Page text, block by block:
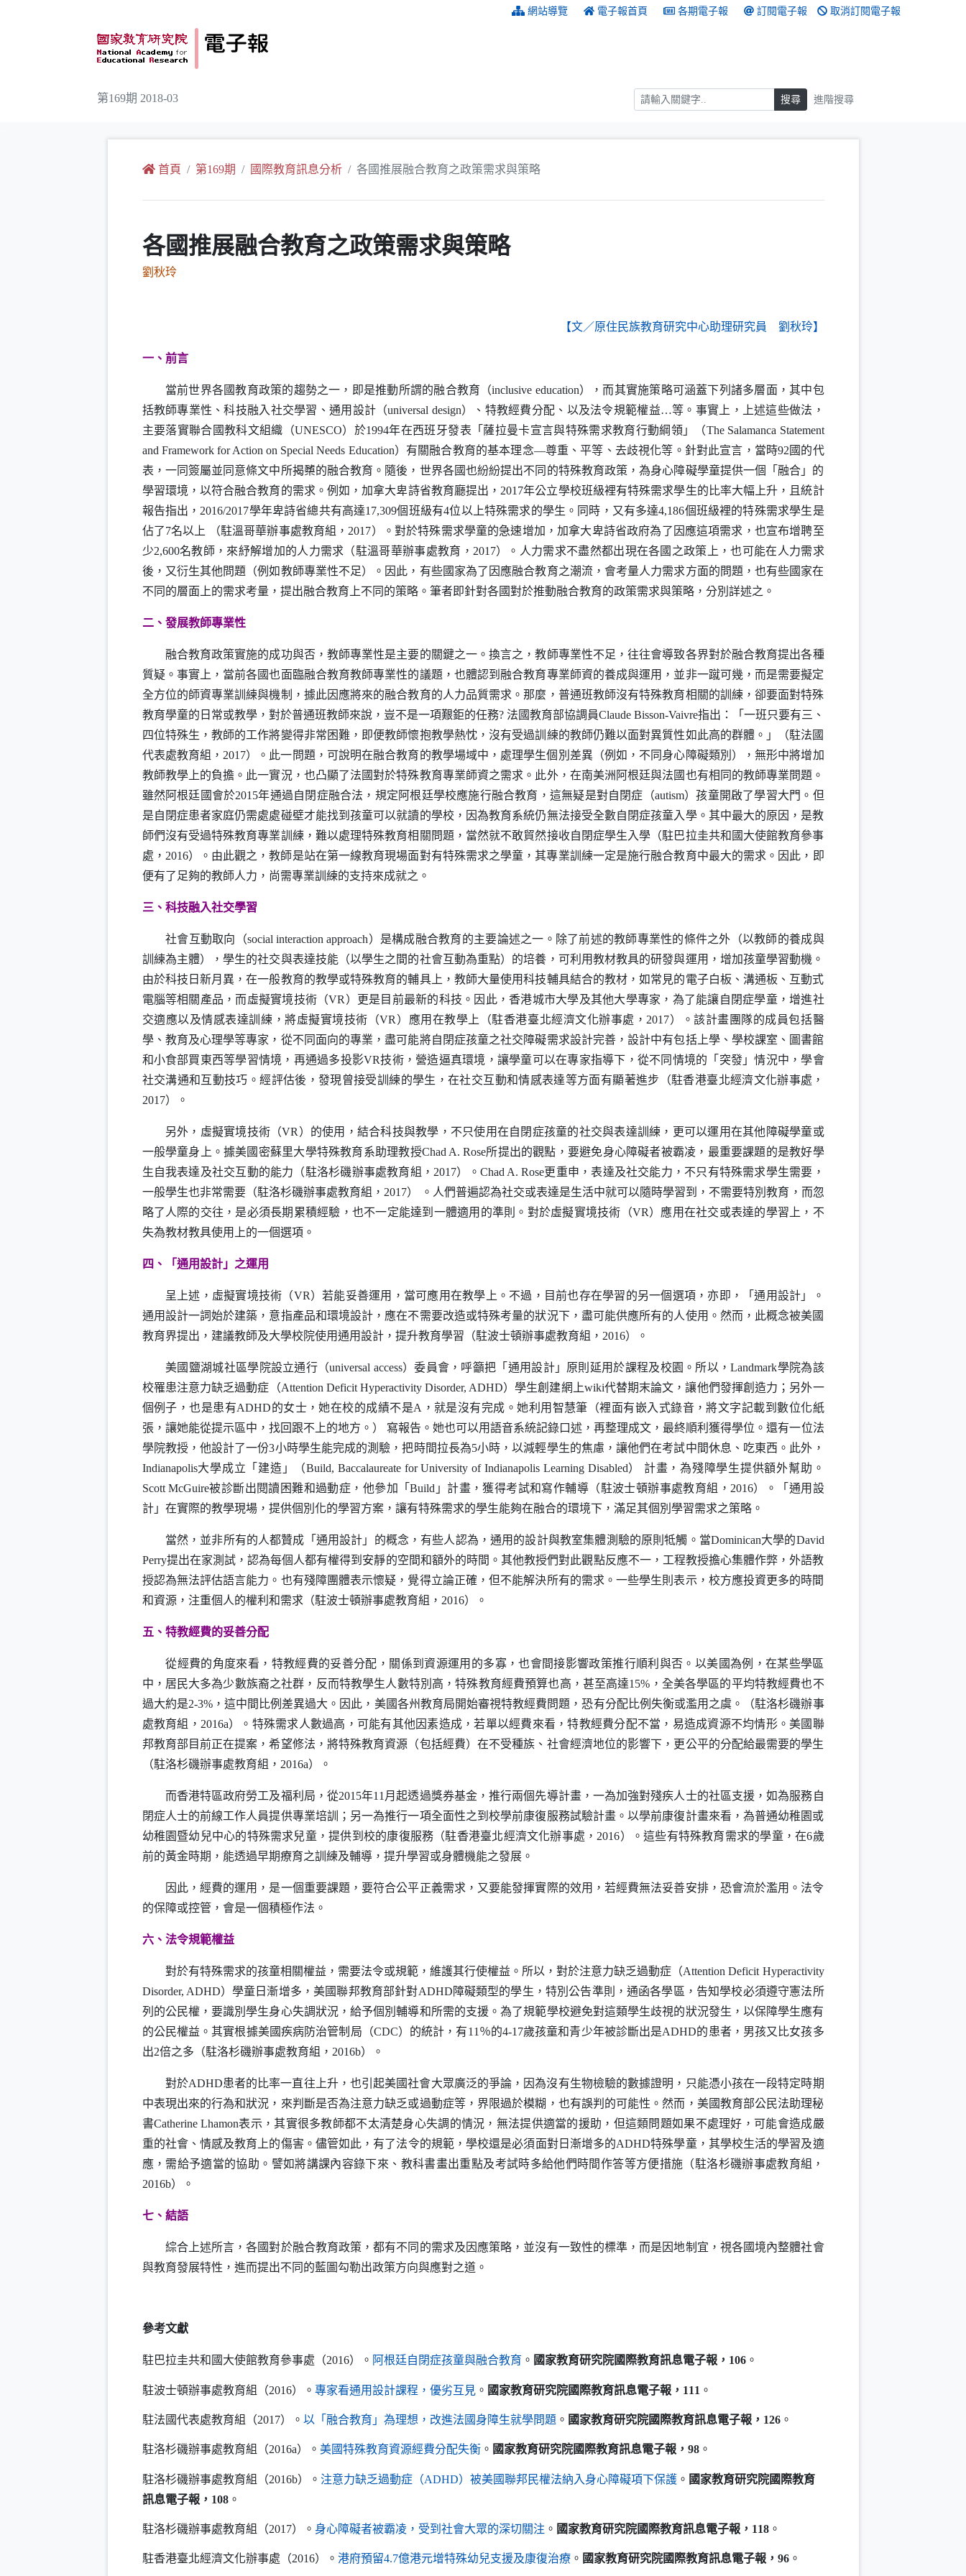
網站導覽 電子報首頁 各期電子報 訂閱電子報 取消訂閱電子報
第169期 2018-03 搜尋 搜尋 進階搜尋
首頁 第169期 國際教育訊息分析 各國推展融合教育之政策需求與策略
各國推展融合教育之政策需求與策略
劉秋玲
【文／原住民族教育研究中心助理研究員 劉秋玲】
一、前言
當前世界各國教育政策的趨勢之一，即是推動所謂的融合教育（inclusive education），而其實施策略可涵蓋下列諸多層面，其中包
括教師專業性、科技融入社交學習、通用設計（universal design）、特教經費分配、以及法令規範權益…等。事實上，上述這些做法，
主要落實聯合國教科文組織（UNESCO）於1994年在西班牙發表「薩拉曼卡宣言與特殊需求教育行動綱領」（The Salamanca Statement
and Framework for Action on Special Needs Education）有關融合教育的基本理念—尊重、平等、去歧視化等。針對此宣言，當時92 國的代
表，一同簽屬並同意條文中所揭櫫的融合教育。隨後，世界各國也紛紛提出不同的特殊教育政策，為身心障礙學童提供一個「融合」的
學習環境，以符合融合教育的需求。例如，加拿大卑詩省教育廳提出， 2017年公立學校班級裡有特殊需求學生的比率大幅上升，且統計
報告指出， 2016/2017學年卑詩省總共有高達17,309個班級有4位以上特殊需求的學生。同時，又有多達4,186個班級裡的特殊需求學生是
佔了7名以上 （駐溫哥華辦事處教育組， 2017）。對於特殊需求學童的急速增加，加拿大卑詩省政府為了因應這項需求，也宣布增聘至
少2,600名教師，來紓解增加的人力需求（駐溫哥華辦事處教育， 2017）。人力需求不盡然都出現在各國之政策上，也可能在人力需求
後，又衍生其他問題（例如教師專業性不足）。因此，有些國家為了因應融合教育之潮流，會考量人力需求方面的問題，也有些國家在
不同的層面上的需求考量，提出融合教育上不同的策略。筆者即針對各國對於推動融合教育的政策需求與策略，分別詳述之。
二、發展教師專業性
融合教育政策實施的成功與否，教師專業性是主要的關鍵之一。換言之，教師專業性不足，往往會導致各界對於融合教育提出各種
質疑。事實上，當前各國也面臨融合教育教師專業性的議題，也體認到融合教育專業師資的養成與運用，並非一蹴可幾，而是需要擬定
全方位的師資專業訓練與機制，據此因應將來的融合教育的人力品質需求。那麼，普通班教師沒有特殊教育相關的訓練，卻要面對特殊
教育學童的日常或教學，對於普通班教師來說，豈不是一項艱鉅的任務? 法國教育部協調員Claude Bisson-Vaivre指出：「一班只要有三、
四位特殊生，教師的工作將變得非常困難，即便教師懷抱教學熱忱，沒有受過訓練的教師仍難以面對異質性如此高的群體。」（駐法國
代表處教育組， 2017）。此一問題，可說明在融合教育的教學場域中，處理學生個別差異（例如，不同身心障礙類別），無形中將增加
教師教學上的負擔。此一實況，也凸顯了法國對於特殊教育專業師資之需求。此外，在南美洲阿根廷與法國也有相同的教師專業問題。
雖然阿根廷國會於2015年通過自閉症融合法，規定阿根廷學校應施行融合教育，這無疑是對自閉症（autism）孩童開啟了學習大門。但
是自閉症患者家庭仍需處處碰壁才能找到孩童可以就讀的學校，因為教育系統仍無法接受全數自閉症孩童入學。其中最大的原因，是教
師們沒有受過特殊教育專業訓練，難以處理特殊教育相關問題，當然就不敢貿然接收自閉症學生入學（駐巴拉圭共和國大使館教育參事
處， 2016）。由此觀之，教師是站在第一線教育現場面對有特殊需求之學童，其專業訓練一定是施行融合教育中最大的需求。因此，即
便有了足夠的教師人力，尚需專業訓練的支持來成就之。
三、科技融入社交學習
社會互動取向（social interaction approach）是構成融合教育的主要論述之一。除了前述的教師專業性的條件之外（以教師的養成與
訓練為主體），學生的社交與表達技能（以學生之間的社會互動為重點）的培養，可利用教材教具的研發與運用，增加孩童學習動機。
由於科技日新月異，在一般教育的教學或特殊教育的輔具上，教師大量使用科技輔具結合的教材，如常見的電子白板、溝通板、互動式
電腦等相關產品，而虛擬實境技術（VR ）更是目前最新的科技。因此，香港城市大學及其他大學專家，為了能讓自閉症學童，增進社
交適應以及情感表達訓練，將虛擬實境技術（VR ）應用在教學上（駐香港臺北經濟文化辦事處， 2017）。該計畫團隊的成員包括醫
學、教育及心理學等專家，從不同面向的專業，盡可能將自閉症孩童之社交障礙需求設計完善，設計中有包括上學、學校課室、圖書館
和小食部買東西等學習情境，再通過多投影VR技術，營造逼真環境，讓學童可以在專家指導下，從不同情境的「突發」情況中，學會
社交溝通和互動技巧。經評估後，發現曾接受訓練的學生，在社交互動和情感表達等方面有顯著進步（駐香港臺北經濟文化辦事處，
2017）。
另外，虛擬實境技術（VR ）的使用，結合科技與教學，不只使用在自閉症孩童的社交與表達訓練，更可以運用在其他障礙學童或
一般學童身上。據美國密蘇里大學特殊教育系助理教授Chad A. Rose所提出的觀點，要避免身心障礙者被霸凌，最重要課題的是教好學
生自我表達及社交互動的能力（駐洛杉磯辦事處教育組， 2017）。 Chad A. Rose更重申，表達及社交能力，不只有特殊需求學生需要，
一般學生也非常需要（駐洛杉磯辦事處教育組， 2017）
。人們普遍認為社交或表達是生活中就可以隨時學習到，不需要特別教育，而忽
略了人際的交往，是必須長期累積經驗，也不一定能達到一體適用的準則。對於虛擬實境技術（VR）應用在社交或表達的學習上，不
失為教材教具使用上的一個選項。
四、「通用設計」之運用
呈上述，虛擬實境技術（VR）若能妥善運用，當可應用在教學上。不過，目前也存在學習的另一個選項，亦即，「通用設計」。
通用設計一詞始於建築，意指產品和環境設計，應在不需要改造或特殊考量的狀況下，盡可能供應所有的人使用。然而，此概念被美國
教育界提出，建議教師及大學校院使用通用設計，提升教育學習（駐波士頓辦事處教育組， 2016）。
美國鹽湖城社區學院設立通行（universal access）委員會，呼籲把「通用設計」原則延用於課程及校園。所以，Landmark學院為該
校罹患注意力缺乏過動症（Attention Deficit Hyperactivity Disorder, ADHD）學生創建網上wiki代替期末論文，讓他們發揮創造力；另外一
個例子，也是患有ADHD的女士，她在校的成績不是A ，就是沒有完成。她利用智慧筆（裡面有嵌入式錄音，將文字記載到數位化紙
張，讓她能從提示區中，找回跟不上的地方。）
寫報告。她也可以用語音系統記錄口述，再整理成文，最終順利獲得學位。還有一位法
學院教授，他設計了一份3小時學生能完成的測驗，把時間拉長為5小時，以減輕學生的焦慮，讓他們在考試中間休息、吃東西。此外，
Indianapolis大學成立「建造」（Build, Baccalaureate for University of Indianapolis Learning Disabled）
計畫，為殘障學生提供額外幫助。
Scott McGuire被診斷出閱讀困難和過動症，他參加「Build 」計畫，獲得考試和寫作輔導（駐波士頓辦事處教育組， 2016）。「通用設
計」在實際的教學現場，提供個別化的學習方案，讓有特殊需求的學生能夠在融合的環境下，滿足其個別學習需求之策略。
當然，並非所有的人都贊成「通用設計」的概念，有些人認為，通用的設計與教室集體測驗的原則牴觸。當Dominican大學的David
Perry提出在家測試，認為每個人都有權得到安靜的空間和額外的時間。其他教授們對此觀點反應不一，工程教授擔心集體作弊，外語教
授認為無法評估語言能力。也有殘障團體表示懷疑，覺得立論正確，但不能解決所有的需求。一些學生則表示，校方應投資更多的時間
和資源，注重個人的權利和需求（駐波士頓辦事處教育組， 2016）。
五、特教經費的妥善分配
從經費的角度來看，特教經費的妥善分配，關係到資源運用的多寡，也會間接影響政策推行順利與否。以美國為例，在某些學區
中，居民大多為少數族裔之社群，反而特教學生人數特別高，特殊教育經費預算也高，甚至高達15% ，全美各學區的平均特教經費也不
過大約是2-3%，這中間比例差異過大。因此，美國各州教育局開始審視特教經費問題，恐有分配比例失衡或濫用之虞。（駐洛杉磯辦事
處教育組， 2016a）。特殊需求人數過高，可能有其他因素造成，若單以經費來看，特教經費分配不當，易造成資源不均情形。美國聯
邦教育部目前正在提案，希望修法，將特殊教育資源（包括經費）在不受種族、社會經濟地位的影響下，更公平的分配給最需要的學生
（駐洛杉磯辦事處教育組， 2016a）。
而香港特區政府勞工及福利局，從2015年11 月起透過獎券基金，推行兩個先導計畫，一為加強對殘疾人士的社區支援，如為服務自
閉症人士的前線工作人員提供專業培訓；另一為推行一項全面性之到校學前康復服務試驗計畫。以學前康復計畫來看，為普通幼稚園或
幼稚園暨幼兒中心的特殊需求兒童，提供到校的康復服務（駐香港臺北經濟文化辦事處， 2016）。這些有特殊教育需求的學童，在6歲
前的黃金時期，能透過早期療育之訓練及輔導，提升學習或身體機能之發展。
因此，經費的運用，是一個重要課題，要符合公平正義需求，又要能發揮實際的效用，若經費無法妥善安排，恐會流於濫用。法令
的保障或控管，會是一個積極作法。
六、法令規範權益
對於有特殊需求的孩童相關權益，需要法令或規範，維護其行使權益。所以，對於注意力缺乏過動症（Attention Deficit Hyperactivity
Disorder, ADHD）學童日漸增多，美國聯邦教育部針對ADHD障礙類型的學生，特別公告準則，通函各學區，告知學校必須遵守憲法所
列的公民權，要識別學生身心失調狀況，給予個別輔導和所需的支援。為了規範學校避免對這類學生歧視的狀況發生，以保障學生應有
的公民權益。其實根據美國疾病防治管制局（CDC）的統計，有11 ％的4-17歲孩童和青少年被診斷出是ADHD的患者，男孩又比女孩多
出2倍之多（駐洛杉磯辦事處教育組， 2016b）。
對於ADHD患者的比率一直往上升，也引起美國社會大眾廣泛的爭論，因為沒有生物檢驗的數據證明，只能憑小孩在一段特定時期
中表現出來的行為和狀況，來判斷是否為注意力缺乏或過動症等，界限過於模糊，也有誤判的可能性。然而，美國教育部公民法助理秘
書Catherine Lhamon表示，其實很多教師都不太清楚身心失調的情況，無法提供適當的援助，但這類問題如果不處理好，可能會造成嚴
重的社會、情感及教育上的傷害。儘管如此，有了法令的規範，學校還是必須面對日漸增多的ADHD特殊學童，其學校生活的學習及適
應，需給予適當的協助。譬如將講課內容錄下來、教科書畫出重點及考試時多給他們時間作答等方便措施（駐洛杉磯辦事處教育組，
2016b）。
七、結語
綜合上述所言，各國對於融合教育政策，都有不同的需求及因應策略，並沒有一致性的標準，而是因地制宜，視各國境內整體社會
與教育發展特性，進而提出不同的藍圖勾勒出政策方向與應對之道。
參考文獻
駐巴拉圭共和國大使館教育參事處（2016）。 阿根廷自閉症孩童與融合教育（另開新視窗）
。 國家教育研究院國際教育訊息電子報，106。
駐波士頓辦事處教育組（2016）。 專家看通用設計課程，優劣互見 （另開新視窗）
。 國家教育研究院國際教育訊息電子報，111 。
駐法國代表處教育組（2017）。 以「融合教育」為理想，改進法國身障生就學問題（另開新視窗）
。 國家教育研究院國際教育訊息電子報，126。
駐洛杉磯辦事處教育組（2016a）。 美國特殊教育資源經費分配失衡（另開新視窗）
。 國家教育研究院國際教育訊息電子報，98。
駐洛杉磯辦事處教育組（2016b）。 注意力缺乏過動症（ADHD）被美國聯邦民權法納入身心障礙項下保護（另開新視窗）
。 國家教育研究院國際教育
訊息電子報，108。
駐洛杉磯辦事處教育組（2017）。 身心障礙者被霸凌，受到社會大眾的深切關注（另開新視窗）
。 國家教育研究院國際教育訊息電子報，118。
駐香港臺北經濟文化辦事處（2016）。 港府預留4.7億港元增特殊幼兒支援及康復治療（另開新視窗）
。 國家教育研究院國際教育訊息電子報，96。